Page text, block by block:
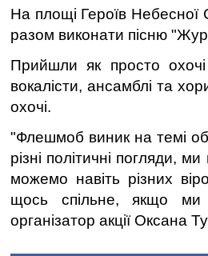
На площі Героїв Небесної
разом виконати пісню
Прийшли як просто
вокалісти, ансамблі та
охочі.
"Флешмоб виник на темі
різні політичні погляди,
можемо навіть різних
щось спільне, якщо ми
організатор акції Оксана